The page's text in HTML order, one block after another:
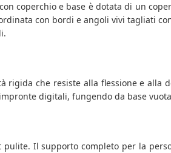
coperchio e base è dotata di un
con bordi e angoli vivi tagliati
rigida che resiste alla flessione e
digitali, fungendo da base
Il supporto completo per la